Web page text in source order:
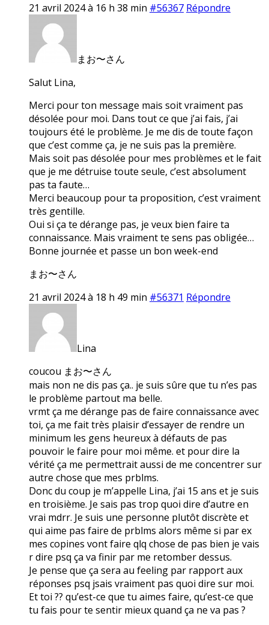
21 avril 2024 à 16 h 38 min #56367 Répondre
まお〜さん
Salut Lina,
Merci pour ton message mais soit vraiment pas
désolée pour moi. Dans tout ce que j’ai fais, j’ai
toujours été le problème. Je me dis de toute façon
que c’est comme ça, je ne suis pas la première.
Mais soit pas désolée pour mes problèmes et le fait
que je me détruise toute seule, c’est absolument
pas ta faute…
Merci beaucoup pour ta proposition, c’est vraiment
très gentille.
Oui si ça te dérange pas, je veux bien faire ta
connaissance. Mais vraiment te sens pas obligée…
Bonne journée et passe un bon week-end
まお〜さん
21 avril 2024 à 18 h 49 min #56371 Répondre
Lina
coucou まお〜さん
mais non ne dis pas ça.. je suis sûre que tu n’es pas
le problème partout ma belle.
vrmt ça me dérange pas de faire connaissance avec
toi, ça me fait très plaisir d’essayer de rendre un
minimum les gens heureux à défauts de pas
pouvoir le faire pour moi même. et pour dire la
vérité ça me permettrait aussi de me concentrer sur
autre chose que mes prblms.
Donc du coup je m’appelle Lina, j’ai 15 ans et je suis
en troisième. Je sais pas trop quoi dire d’autre en
vrai mdrr. Je suis une personne plutôt discrète et
qui aime pas faire de prblms alors même si par ex
mes copines vont faire qlq chose de pas bien je vais
r dire psq ça va finir par me retomber dessus.
Je pense que ça sera au feeling par rapport aux
réponses psq jsais vraiment pas quoi dire sur moi.
Et toi ?? qu’est-ce que tu aimes faire, qu’est-ce que
tu fais pour te sentir mieux quand ça ne va pas ?